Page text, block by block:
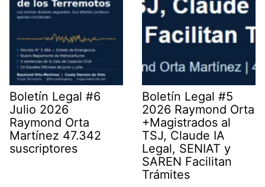
Boletín Legal #6
Julio 2026
Raymond Orta
Martínez 47.342
suscriptores
Boletín Legal #5
2026 Raymond Orta
+Magistrados al
TSJ, Claude IA
Legal, SENIAT y
SAREN Facilitan
Trámites